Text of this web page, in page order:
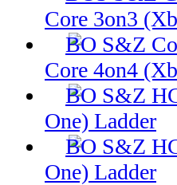
Core 3on3
Core 4on4
One) Ladder
One) Ladder